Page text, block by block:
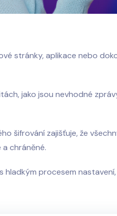
stránky, aplikace nebo
jako jsou nevhodné
šifrování zajišťuje, že
chráněné.
hladkým procesem